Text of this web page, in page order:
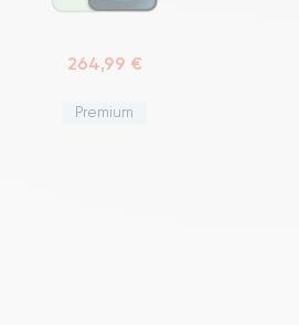
264,99 €
Premium